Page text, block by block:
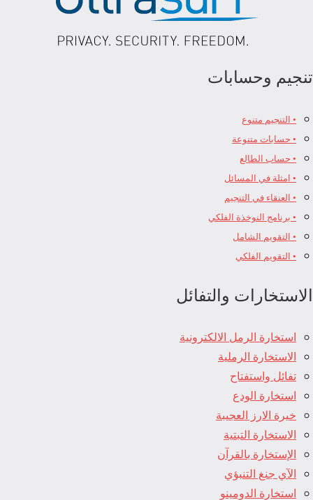
تنجيم وحسابات
• التنجيم متنوع
• حسابات متنوعة
• حساب الطالع
• امثلة في المسائل
• العنقاء في التنجيم
• برنامج النوخذة الفلكي
• التقويم الشامل
• التقويم الفلكي
الاستخارات والتفائل
استخارة الرمل الالكترونية
الاستخارة الرملية
تفائل واستفتاح
استخارة الودع
خيرة الارز العجيبة
الاستخارة التبتية
الإستخارة بالقرآن
الآي جنغ التنبؤي
استخارة الدومينو